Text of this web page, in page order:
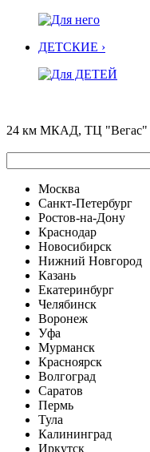
ДЕТСКИЕ ›
24 км МКАД, ТЦ "Вегас"
Москва
Санкт-Петербург
Ростов-на-Дону
Краснодар
Новосибирск
Нижний Новгород
Казань
Екатеринбург
Челябинск
Воронеж
Уфа
Мурманск
Красноярск
Волгоград
Саратов
Пермь
Тула
Калининград
Иркутск